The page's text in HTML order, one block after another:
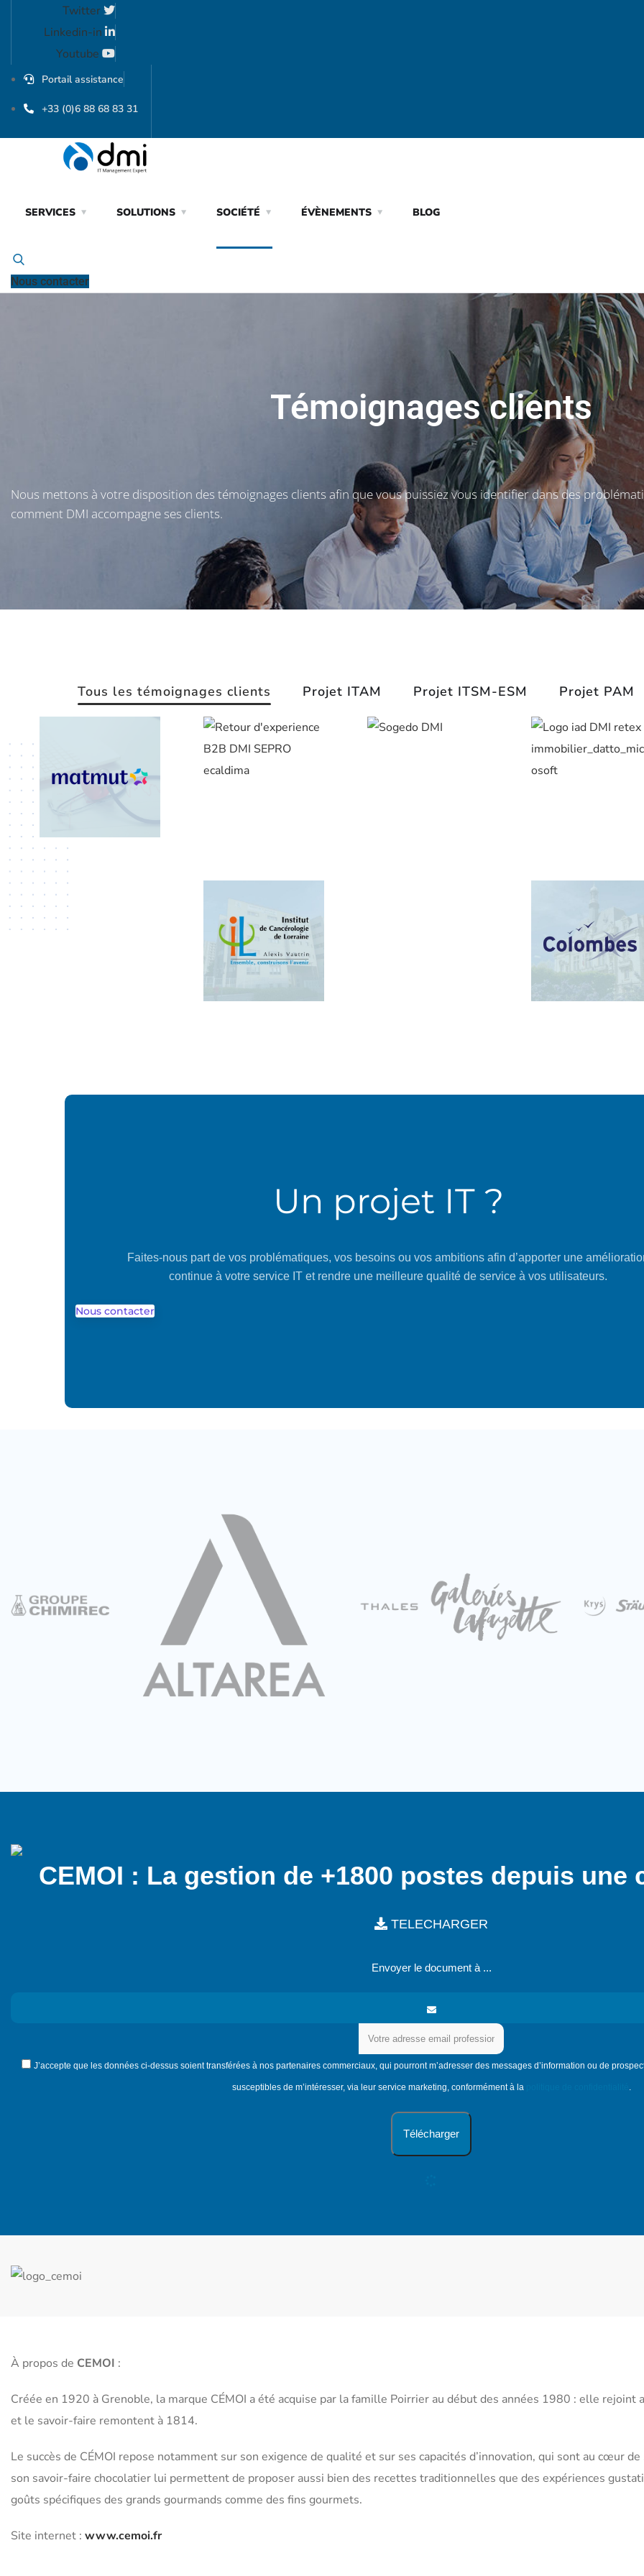
Twitter
Linkedin-in
Youtube
Portail assistance
+33 (0)6 88 68 83 31
SERVICES SOLUTIONS SOCIÉTÉ ÉVÈNEMENTS BLOG
Nous contacter
Témoignages clients
Nous mettons à votre disposition des témoignages clients afin que vous puissiez vous identifier dans des
comment DMI accompagne ses clients.
Tous les témoignages clients Projet ITAM Projet ITSM-ESM Projet PAM
MATMUT x
[REX] SEPRO
x DMI
SOGEDO x
[REX] iad x
DMI
de
Cancérologie
de Lorraine
[REX] Ville de
Colombes
Un projet IT ?
Faites-nous part de vos problématiques, vos besoins ou vos ambitions afin d’apporter une
continue à votre service IT et rendre une meilleure qualité de service à vos utilisateurs.
Nous contacter
CEMOI : La gestion de +1800 postes depuis une
TELECHARGER
Envoyer le document à ...
J’accepte que les données ci-dessus soient transférées à nos partenaires commerciaux, qui pourront m’adresser des messages d’information ou de
susceptibles de m’intéresser, via leur service marketing, conformément à la
À propos de CEMOI :
Créée en 1920 à Grenoble, la marque CÉMOI a été acquise par la famille Poirrier au début des années 1980 : elle
et le savoir-faire remontent à 1814.
Le succès de CÉMOI repose notamment sur son exigence de qualité et sur ses capacités d’innovation, qui sont au cœur
son savoir-faire chocolatier lui permettent de proposer aussi bien des recettes traditionnelles que des expériences
goûts spécifiques des grands gourmands comme des fins gourmets.
Site internet : www.cemoi.fr